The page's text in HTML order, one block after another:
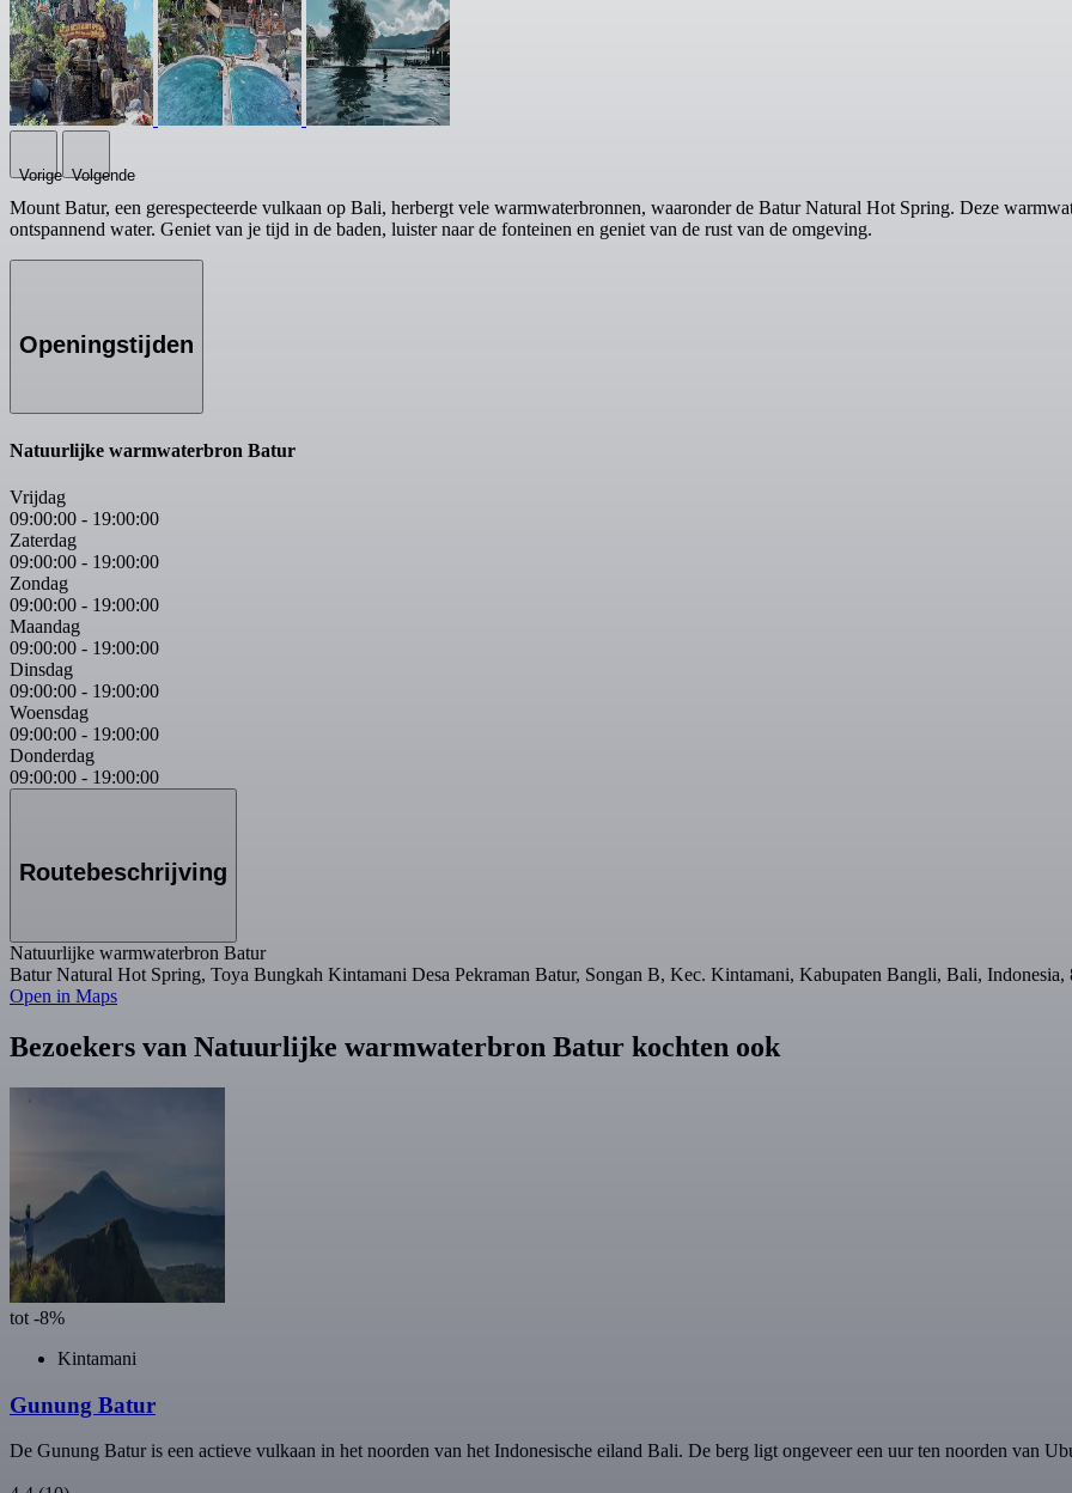
Vorige Volgende
Mount Batur, een gerespecteerde vulkaan op Bali, herbergt vele warmwaterbronnen, waaronder de Batur Natural Hot Spring. Deze
ontspannend water. Geniet van je tijd in de baden, luister naar de fonteinen en geniet van de rust van de omgeving.
Openingstijden
Natuurlijke warmwaterbron Batur
Vrijdag
09:00:00 - 19:00:00
Zaterdag
09:00:00 - 19:00:00
Zondag
09:00:00 - 19:00:00
Maandag
09:00:00 - 19:00:00
Dinsdag
09:00:00 - 19:00:00
Woensdag
09:00:00 - 19:00:00
Donderdag
09:00:00 - 19:00:00
Routebeschrijving
Natuurlijke warmwaterbron Batur
Batur Natural Hot Spring, Toya Bungkah Kintamani Desa Pekraman Batur, Songan B, Kec. Kintamani, Kabupaten Bangli, Bali, Indonesia,
Open in Maps
Bezoekers van Natuurlijke warmwaterbron Batur kochten ook
tot -8%
Kintamani
Gunung Batur
De Gunung Batur is een actieve vulkaan in het noorden van het Indonesische eiland Bali. De berg ligt ongeveer een uur ten noorden van